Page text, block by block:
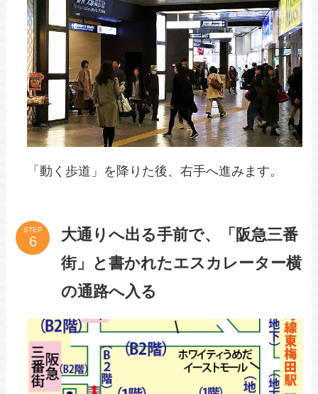
「動く歩道」を降りた後、右手へ進みます。
STEP
大通りへ出る手前で、「阪急三番
街」と書かれたエスカレーター横
の通路へ入る